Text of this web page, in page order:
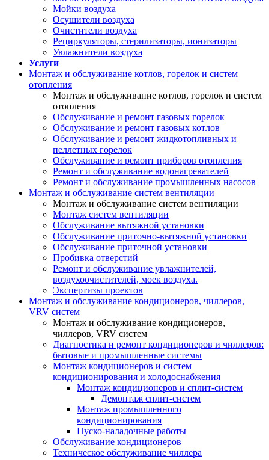
Мойки воздуха
Осушители воздуха
Очистители воздуха
Рециркуляторы, стерилизаторы, ионизаторы
Увлажнители воздуха
Услуги
Монтаж и обслуживание котлов, горелок и систем
отопления
Монтаж и обслуживание котлов, горелок и систем
отопления
Обслуживание и ремонт газовых горелок
Обслуживание и ремонт газовых котлов
Обслуживание и ремонт жидкотопливных и
пеллетных горелок
Обслуживание и ремонт приборов отопления
Ремонт и обслуживание водонагревателей
Ремонт и обслуживание промышленных насосов
Монтаж и обслуживание систем вентиляции
Монтаж и обслуживание систем вентиляции
Монтаж систем вентиляции
Обслуживание вытяжной установки
Обслуживание приточно-вытяжной установки
Обслуживание приточной установки
Пробивка отверстий
Ремонт и обслуживание увлажнителей,
воздухоочистителей, моек воздуха.
Экспертизы проектов
Монтаж и обслуживание кондиционеров, чиллеров,
VRV систем
Монтаж и обслуживание кондиционеров,
чиллеров, VRV систем
Диагностика и ремонт кондиционеров и чиллеров:
бытовые и промышленные системы
Монтаж кондиционеров и систем
кондиционирования и холодоснабжения
Монтаж кондиционеров и сплит-систем
Демонтаж сплит-систем
Монтаж промышленного
кондиционирования
Пуско-наладочные работы
Обслуживание кондиционеров
Техническое обслуживание чиллера